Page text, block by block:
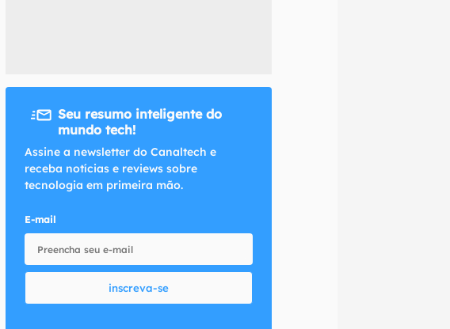
Seu resumo inteligente do
mundo tech!
Assine a newsletter do Canaltech e
receba notícias e reviews sobre
tecnologia em primeira mão.
E-mail
inscreva-se